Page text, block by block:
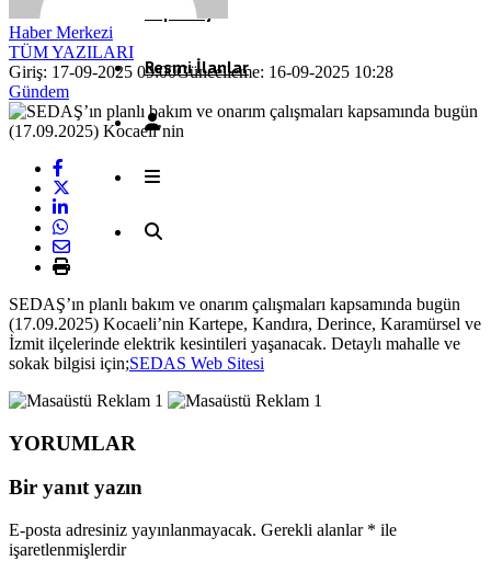
Röportaj
Resmi İlanlar
Haber Merkezi
TÜM YAZILARI
Giriş: 17-09-2025 09:00Güncelleme: 16-09-2025 10:28
Gündem
SEDAŞ’ın planlı bakım ve onarım çalışmaları kapsamında bugün
(17.09.2025) Kocaeli’nin Kartepe, Kandıra, Derince, Karamürsel ve
İzmit ilçelerinde elektrik kesintileri yaşanacak. Detaylı mahalle ve
sokak bilgisi için;SEDAS Web Sitesi
YORUMLAR
Bir yanıt yazın
E-posta adresiniz yayınlanmayacak. Gerekli alanlar * ile
işaretlenmişlerdir